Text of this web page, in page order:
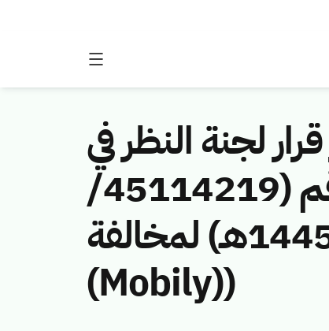
لجنة النظر في
مخالفات نظام الاتصالات وتقنية المعلومات رقم (45114219/
ق/1445هـ) لمخالفة (Etihad Etisalat Company
(Mobily))